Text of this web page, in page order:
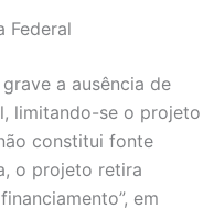
Federal
a ausência de
limitando-se o projeto
constitui fonte
o projeto retira
em